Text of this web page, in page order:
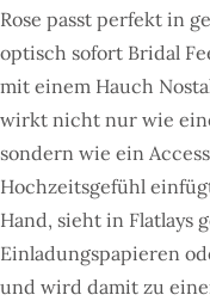
Rose passt perfekt in
optisch sofort Bridal
mit einem Hauch
wirkt nicht nur wie
sondern wie ein
Hochzeitsgefühl
Hand, sieht in Flatlays
Einladungspapieren
und wird damit zu